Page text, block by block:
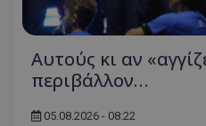
Αυτούς κι αν
περιβάλλον…
05.08.2026 - 08:22